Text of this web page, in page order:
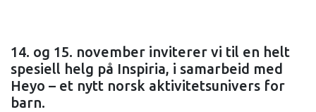
14. og 15. november inviterer vi til en helt
spesiell helg på Inspiria, i samarbeid med
Heyo – et nytt norsk aktivitetsunivers for
barn.